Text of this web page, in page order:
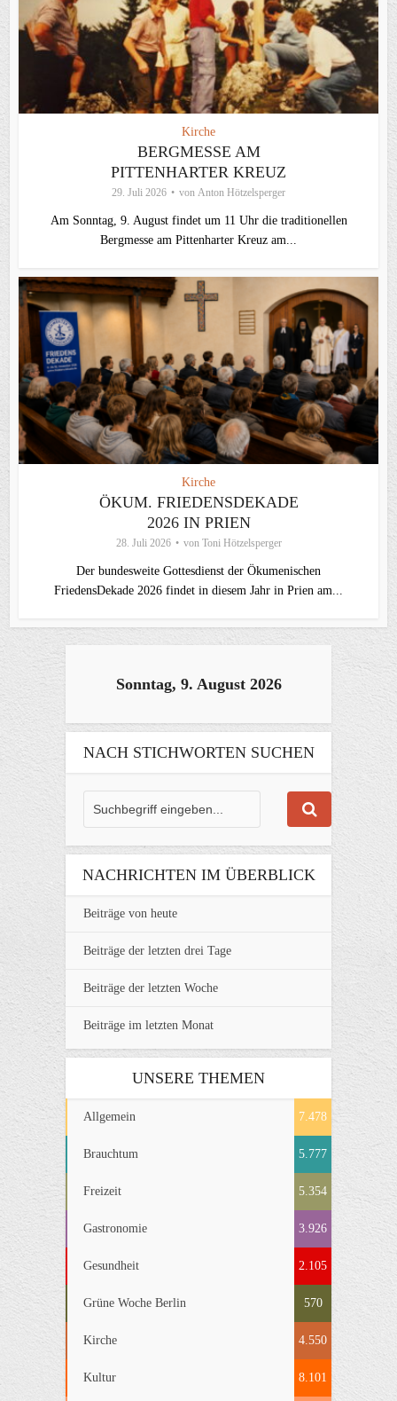
Kirche
BERGMESSE AM
PITTENHARTER KREUZ
29. Juli 2026 von Anton Hötzelsperger
Am Sonntag, 9. August findet um 11 Uhr die traditionellen
Bergmesse am Pittenharter Kreuz am...
Kirche
ÖKUM. FRIEDENSDEKADE
2026 IN PRIEN
28. Juli 2026 von Toni Hötzelsperger
Der bundesweite Gottesdienst der Ökumenischen
FriedensDekade 2026 findet in diesem Jahr in Prien am...
Sonntag, 9. August 2026
NACH STICHWORTEN SUCHEN
NACHRICHTEN IM ÜBERBLICK
Beiträge von heute
Beiträge der letzten drei Tage
Beiträge der letzten Woche
Beiträge im letzten Monat
UNSERE THEMEN
Allgemein 7.478
Brauchtum 5.777
Freizeit 5.354
Gastronomie 3.926
Gesundheit 2.105
Grüne Woche Berlin 570
Kirche 4.550
Kultur 8.101